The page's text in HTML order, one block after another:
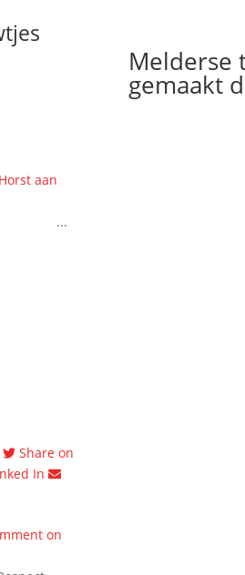
aan
...
Share on
In
on
Melderse
gemaakt